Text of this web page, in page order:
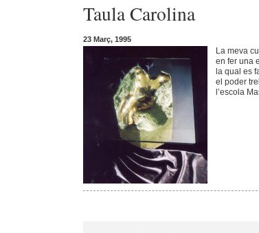
Taula Carolina
23 Març, 1995
La meva
en fer una
la qual es
el poder
l’escola